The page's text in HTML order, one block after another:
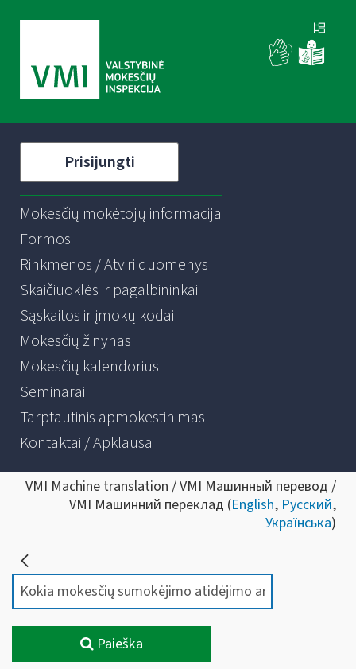
Prisijungti
Mokesčių mokėtojų informacija
Formos
Rinkmenos / Atviri duomenys
Skaičiuoklės ir pagalbininkai
Sąskaitos ir įmokų kodai
Mokesčių žinynas
Mokesčių kalendorius
Seminarai
Tarptautinis apmokestinimas
Kontaktai / Apklausa
VMI Machine translation / VMI Машинный перевод /
VMI Машинний переклад (English, Русский,
Українська)
Paieška